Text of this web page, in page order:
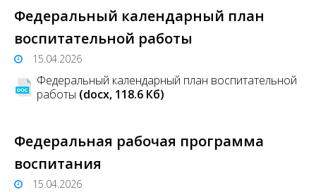
Федеральный календарный план
воспитательной работы
15.04.2026
Федеральный календарный план воспитательной
работы (docx, 118.6 Кб)
Федеральная рабочая программа
воспитания
15.04.2026